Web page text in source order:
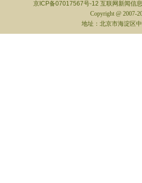
京ICP备07017567号-12 互联网新闻信
Copyright @ 2007-
地址：北京市海淀区